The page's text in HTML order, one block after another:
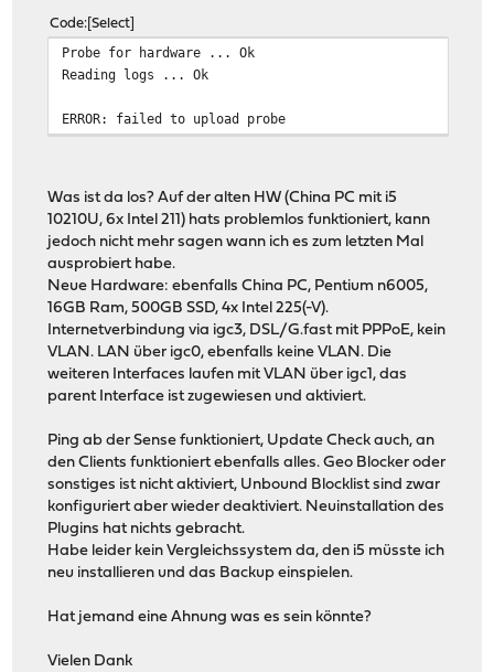
Code Select
Probe for hardware ... Ok
Reading logs ... Ok
ERROR: failed to upload probe
Was ist da los? Auf der alten HW (China PC mit i5
10210U, 6x Intel 211) hats problemlos funktioniert, kann
jedoch nicht mehr sagen wann ich es zum letzten Mal
ausprobiert habe.
Neue Hardware: ebenfalls China PC, Pentium n6005,
16GB Ram, 500GB SSD, 4x Intel 225(-V).
Internetverbindung via igc3, DSL/G.fast mit PPPoE, kein
VLAN. LAN über igc0, ebenfalls keine VLAN. Die
weiteren Interfaces laufen mit VLAN über igc1, das
parent Interface ist zugewiesen und aktiviert.
Ping ab der Sense funktioniert, Update Check auch, an
den Clients funktioniert ebenfalls alles. Geo Blocker oder
sonstiges ist nicht aktiviert, Unbound Blocklist sind zwar
konfiguriert aber wieder deaktiviert. Neuinstallation des
Plugins hat nichts gebracht.
Habe leider kein Vergleichssystem da, den i5 müsste ich
neu installieren und das Backup einspielen.
Hat jemand eine Ahnung was es sein könnte?
Vielen Dank